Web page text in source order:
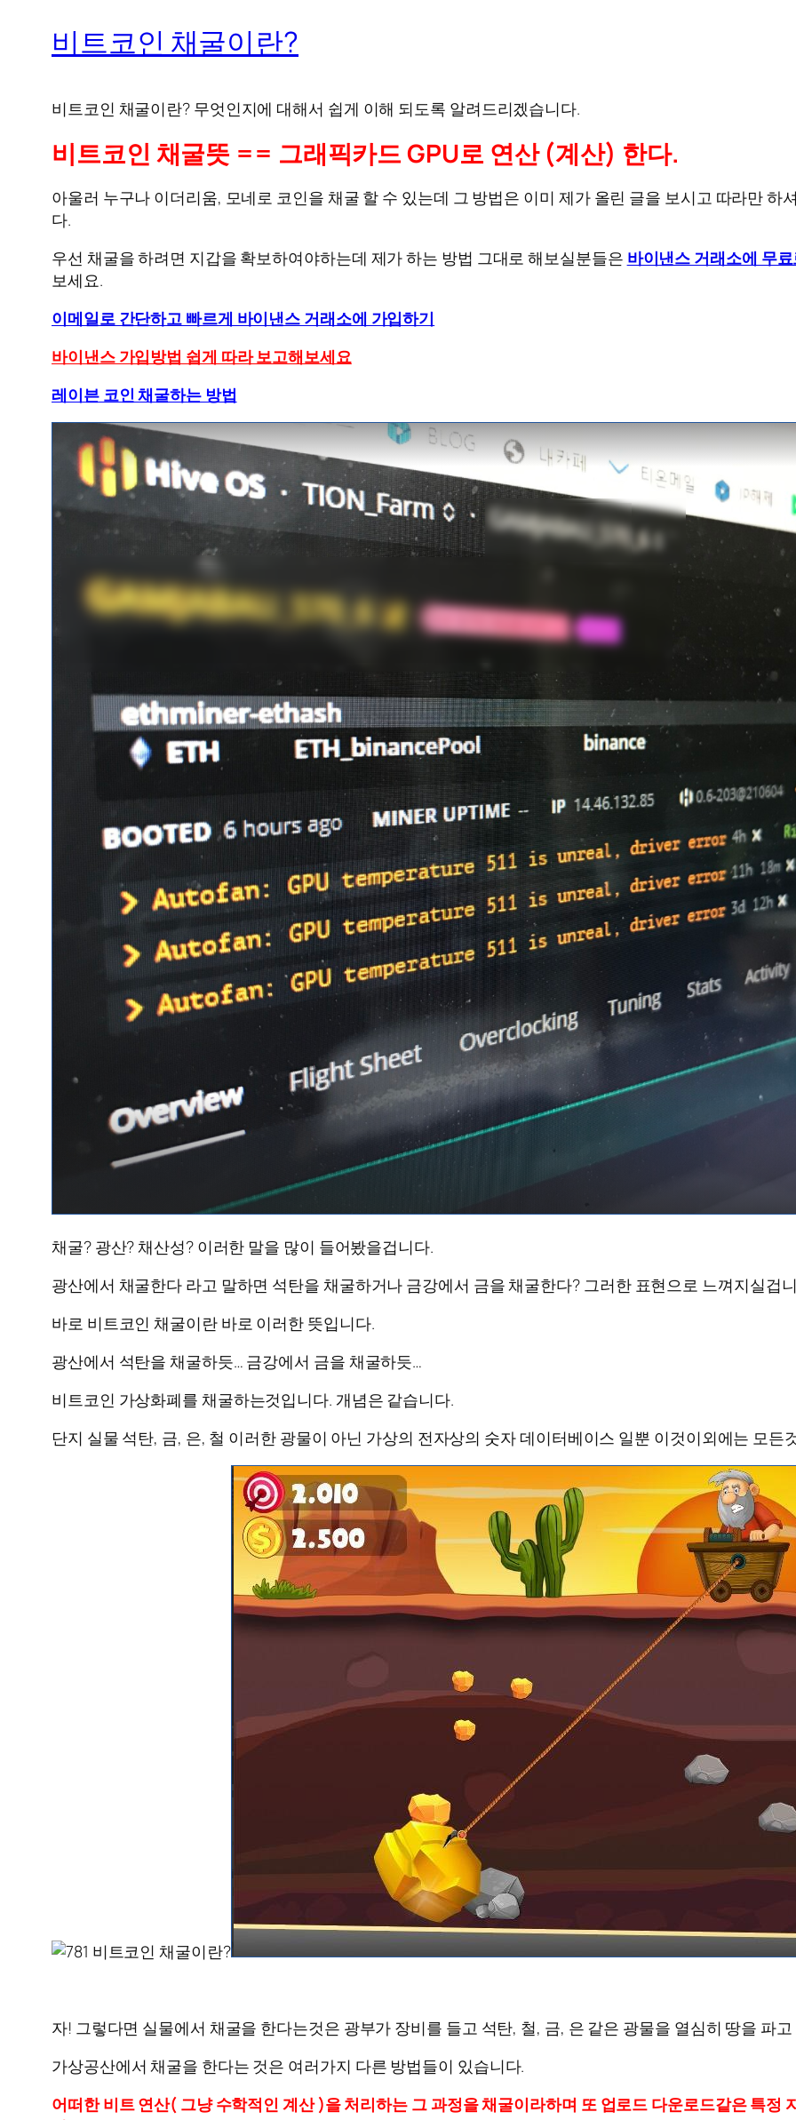
비트코인 채굴이란?
비트코인 채굴이란? 무엇인지에 대해서 쉽게 이해 되도록 알려드리겠습니다.
비트코인 채굴뜻 == 그래픽카드 GPU로 연산 (계산) 한다.
아울러 누구나 이더리움, 모네로 코인을 채굴 할 수 있는데 그 방법은 이미 제가 올린 글을 보시고 따라만 하
다.
우선 채굴을 하려면 지갑을 확보하여야하는데 제가 하는 방법 그대로 해보실분들은 바이낸스 거래소에 무
보세요.
이메일로 간단하고 빠르게 바이낸스 거래소에 가입하기
바이낸스 가입방법 쉽게 따라 보고해보세요
레이븐 코인 채굴하는 방법
채굴? 광산? 채산성? 이러한 말을 많이 들어봤을겁니다.
광산에서 채굴한다 라고 말하면 석탄을 채굴하거나 금강에서 금을 채굴한다? 그러한 표현으로 느껴지실겁
바로 비트코인 채굴이란 바로 이러한 뜻입니다.
광산에서 석탄을 채굴하듯… 금강에서 금을 채굴하듯…
비트코인 가상화폐를 채굴하는것입니다. 개념은 같습니다.
단지 실물 석탄, 금, 은, 철 이러한 광물이 아닌 가상의 전자상의 숫자 데이터베이스 일뿐 이것이외에는 모든
자! 그렇다면 실물에서 채굴을 한다는것은 광부가 장비를 들고 석탄, 철, 금, 은 같은 광물을 열심히 땅을 파
가상공산에서 채굴을 한다는 것은 여러가지 다른 방법들이 있습니다.
어떠한 비트 연산( 그냥 수학적인 계산 )을 처리하는 그 과정을 채굴이라하며 또 업로드 다운로드같은 특정